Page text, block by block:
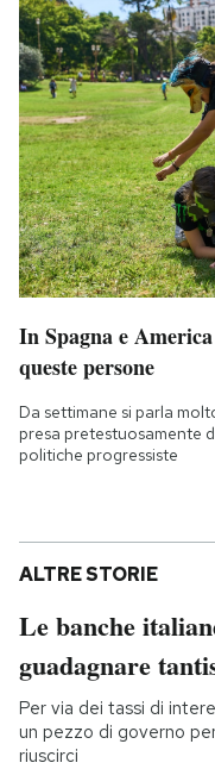
In Spagna e
queste persone
Da settimane si parla
presa pretestuosamente
politiche progressiste
ALTRE STORIE
Le banche
guadagnare
Per via dei tassi di
un pezzo di governo
riuscirci